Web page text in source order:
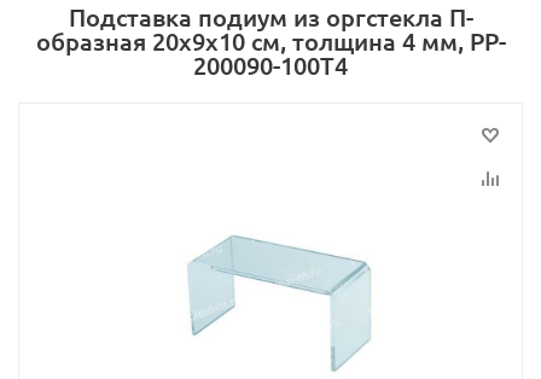
Подставка подиум из оргстекла П-
образная 20х9х10 см, толщина 4 мм, PP-
200090-100T4